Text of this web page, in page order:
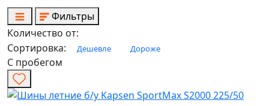
Фильтры
Количество от:
Сортировка:
Дешевле Дороже
С пробегом